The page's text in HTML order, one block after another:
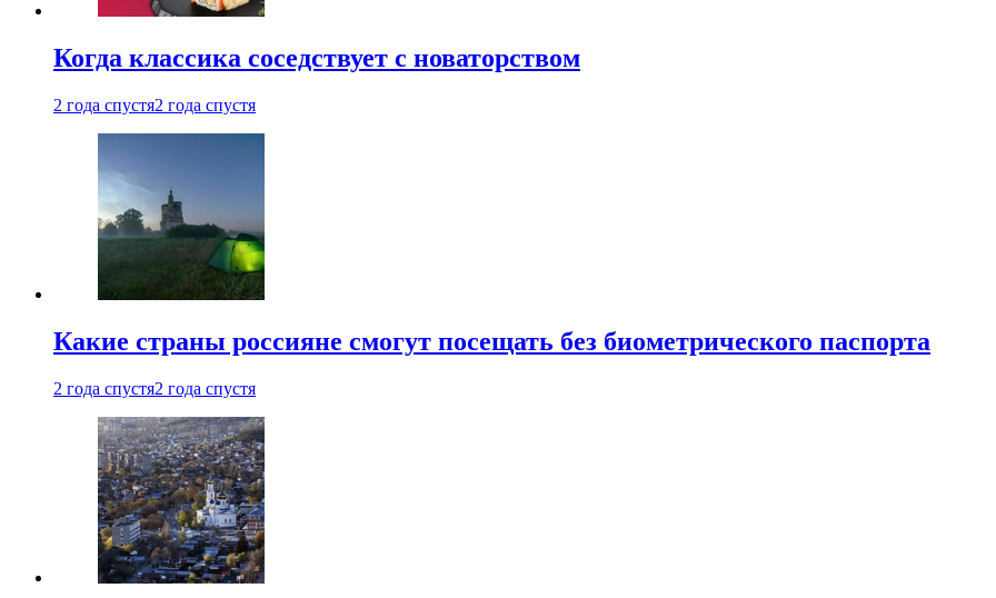
Когда классика соседствует с новаторством
2 года спустя2 года спустя
Какие страны россияне смогут посещать без биометрического паспорта
2 года спустя2 года спустя